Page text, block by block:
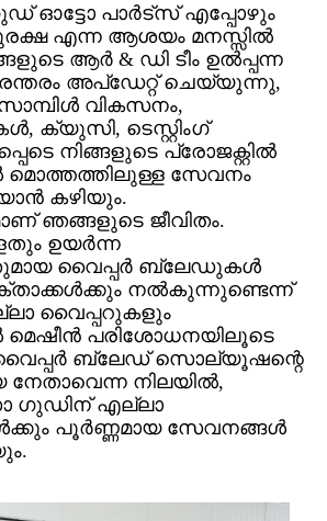
ഓട്ടോ പാർട്‌സ് എപ്പോഴും
എന്ന ആശയം മനസ്സിൽ
ആർ & ഡി ടീം ഉൽപ്പന്ന
അപ്‌ഡേറ്റ് ചെയ്യുന്നു,
വികസനം,
ക്യുസി, ടെസ്റ്റിംഗ്
നിങ്ങളുടെ പ്രോജക്റ്റിൽ
സേവനം
കഴിയും.
ഞങ്ങളുടെ ജീവിതം.
ഉയർന്ന
വൈപ്പർ ബ്ലേഡുകൾ
നൽകുന്നുണ്ടെന്ന്
വൈപ്പറുകളും
പരിശോധനയിലൂടെ
ബ്ലേഡ് സൊല്യൂഷന്റെ
നിലയിൽ,
ഗുഡിന് എല്ലാ
പൂർണ്ണമായ സേവനങ്ങൾ